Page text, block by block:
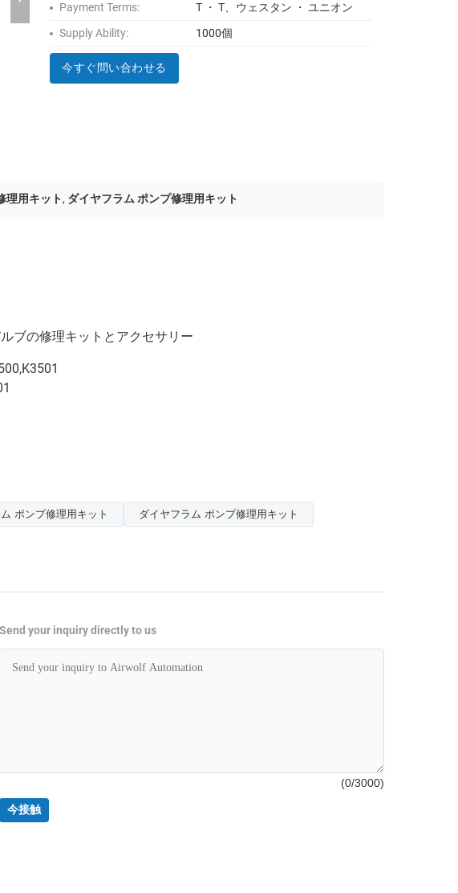
Payment Terms:
T ・ T、ウェスタン ・ ユニオン
Supply Ability:
1000個
今すぐ問い合わせる
理用キット, ダイヤフラム ポンプ修理用キット
ブの修理キットとアクセサリー
ポンプ修理用キット ダイヤフラム ポンプ修理用キット
Send your inquiry directly to us
(0/3000)
今接触